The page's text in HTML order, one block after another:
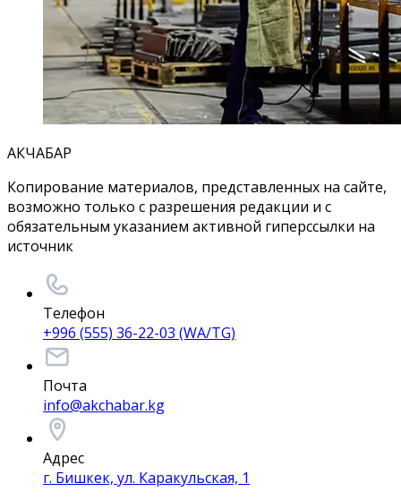
АКЧАБАР
Копирование материалов, представленных на сайте,
возможно только с разрешения редакции и с
обязательным указанием активной гиперссылки на
источник
Телефон
+996 (555) 36-22-03 (WA/TG)
Почта
info@akchabar.kg
Адрес
г. Бишкек, ул. Каракульская, 1